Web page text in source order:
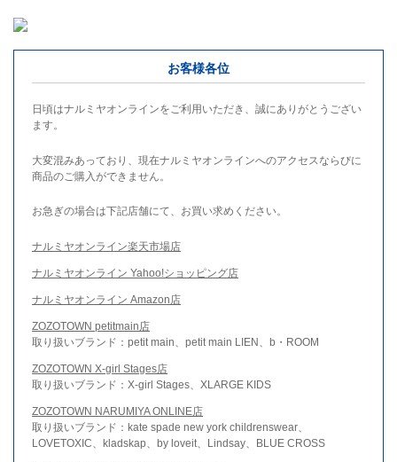
お客様各位
日頃はナルミヤオンラインをご利用いただき、誠にありがとうござい
ます。
大変混みあっており、現在ナルミヤオンラインへのアクセスならびに
商品のご購入ができません。
お急ぎの場合は下記店舗にて、お買い求めください。
ナルミヤオンライン楽天市場店
ナルミヤオンライン Yahoo!ショッピング店
ナルミヤオンライン Amazon店
ZOZOTOWN petitmain店
取り扱いブランド：petit main、petit main LIEN、b・ROOM
ZOZOTOWN X-girl Stages店
取り扱いブランド：X-girl Stages、XLARGE KIDS
ZOZOTOWN NARUMIYA ONLINE店
取り扱いブランド：kate spade new york childrenswear、
LOVETOXIC、kladskap、by loveit、Lindsay、BLUE CROSS